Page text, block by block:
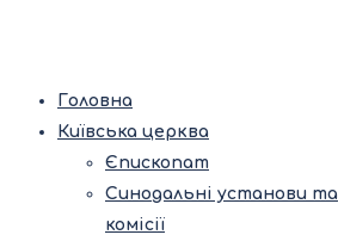
Головна
Київська церква
Єпископат
Синодальні установи та
комісії